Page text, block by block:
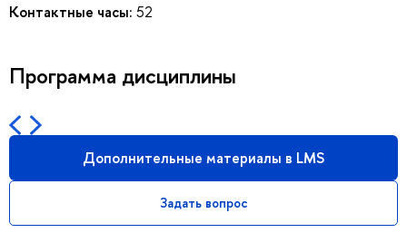
Контактные часы: 52
Программа дисциплины
Дополнительные материалы в LMS
Задать вопрос